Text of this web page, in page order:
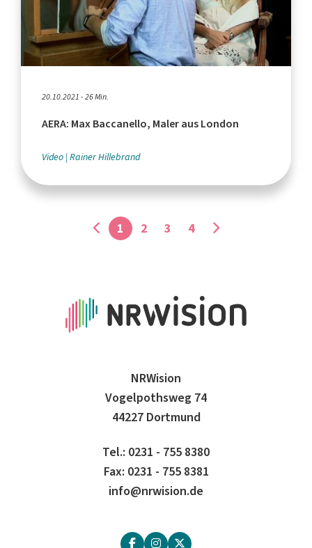
20.10.2021 - 26 Min.
AERA: Max Baccanello, Maler aus London
Video Rainer Hillebrand
1 2 3 4
NRWision
Vogelpothsweg 74
44227 Dortmund
Tel.: 0231 - 755 8380
Fax: 0231 - 755 8381
info@nrwision.de